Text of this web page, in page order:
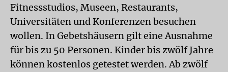
Fitnessstudios, Museen, Restaurants,
Universitäten und Konferenzen besuchen
wollen. In Gebetshäusern gilt eine Ausnahme
für bis zu 50 Personen. Kinder bis zwölf Jahre
können kostenlos getestet werden. Ab zwölf